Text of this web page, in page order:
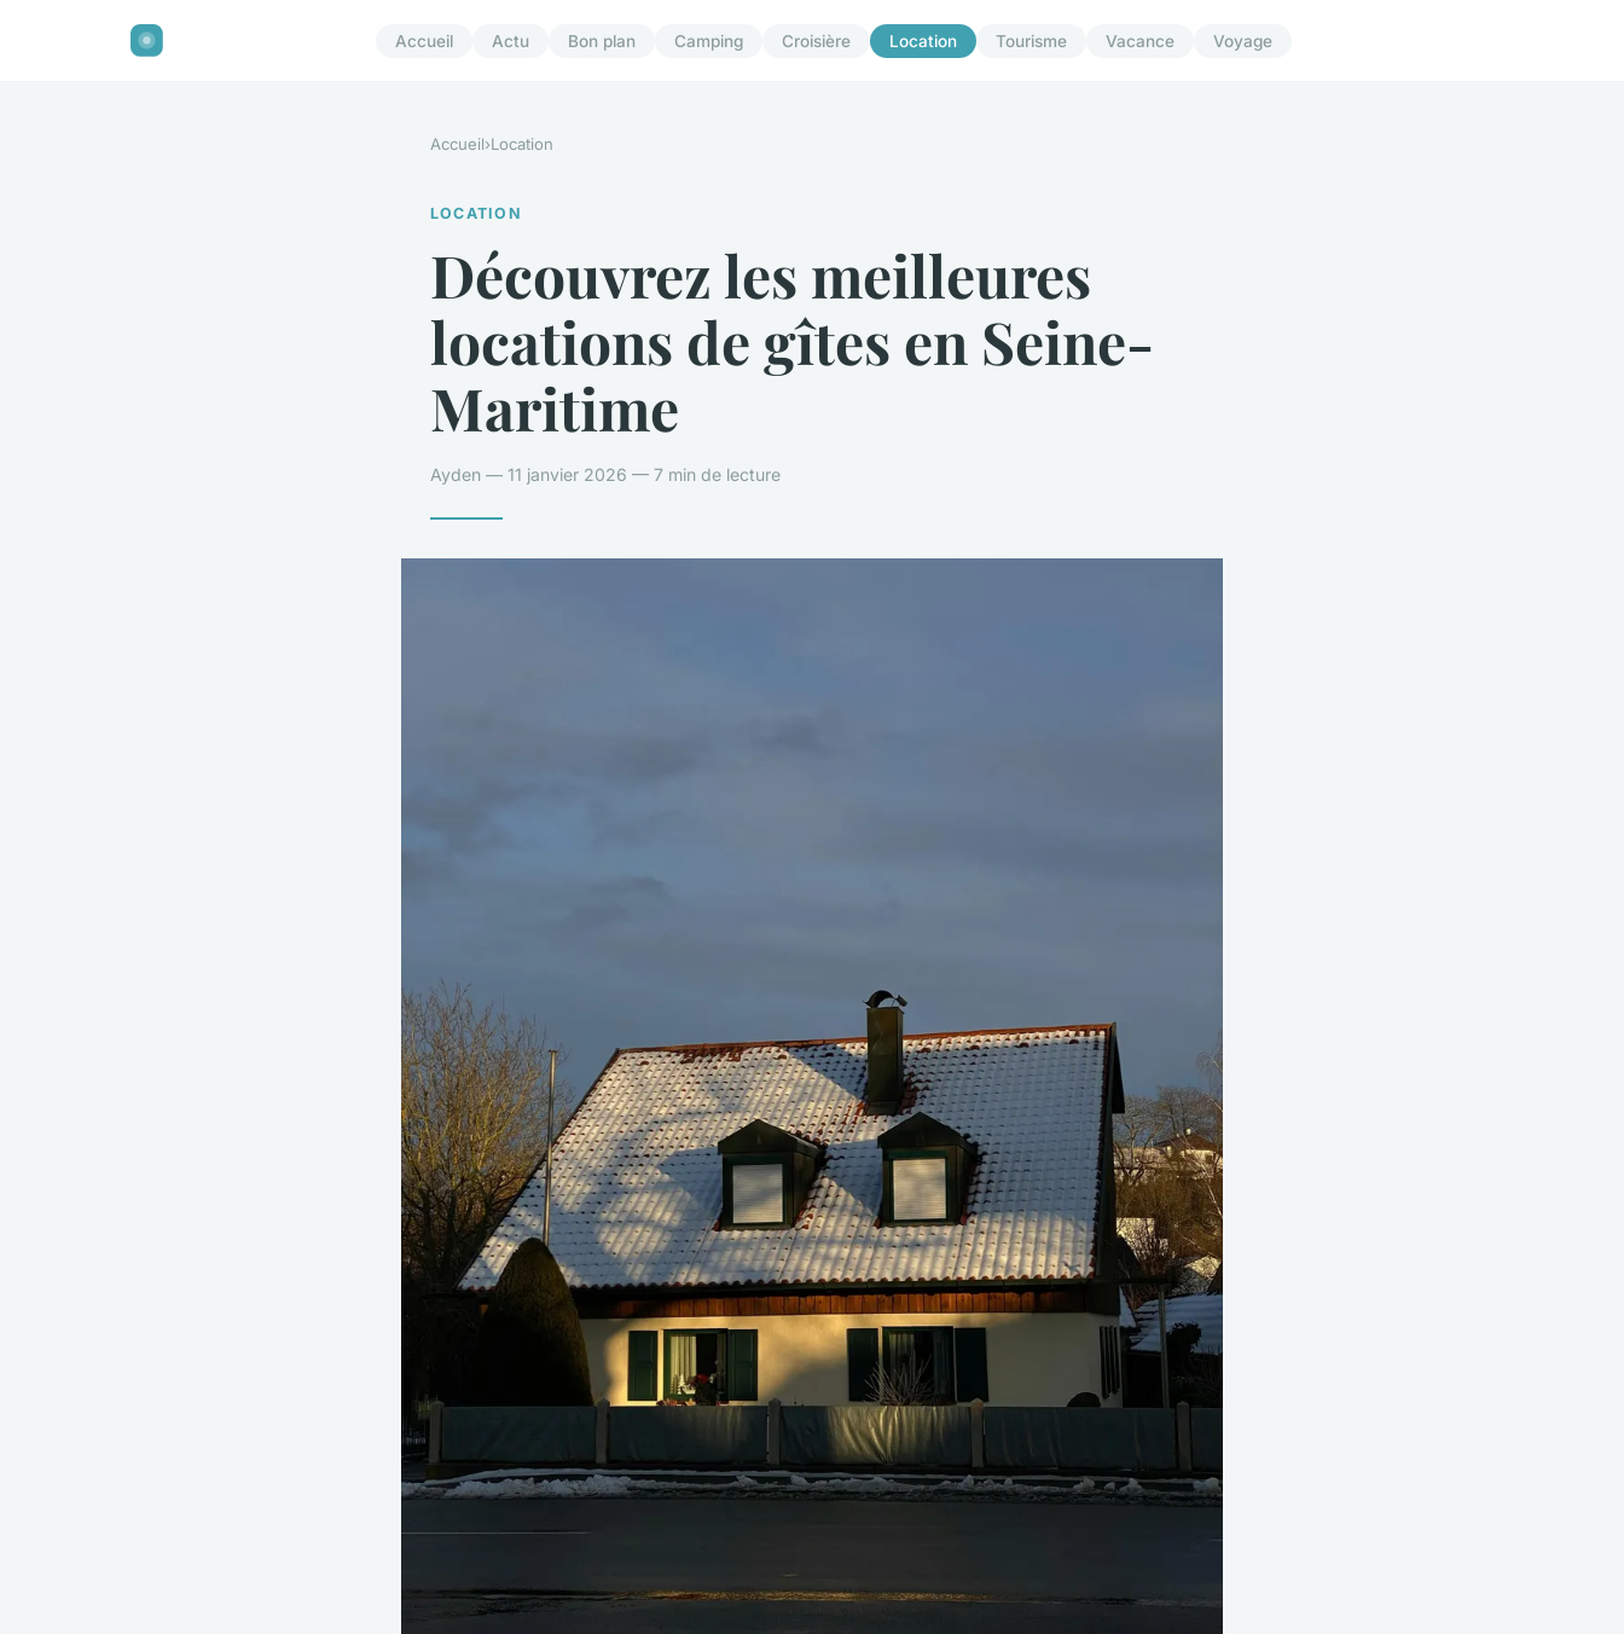
Accueil Actu Bon plan Camping Croisière Location Tourisme Vacance Voyage
Accueil›Location
LOCATION
Découvrez les meilleures
locations de gîtes en Seine-
Maritime
Ayden — 11 janvier 2026 — 7 min de lecture